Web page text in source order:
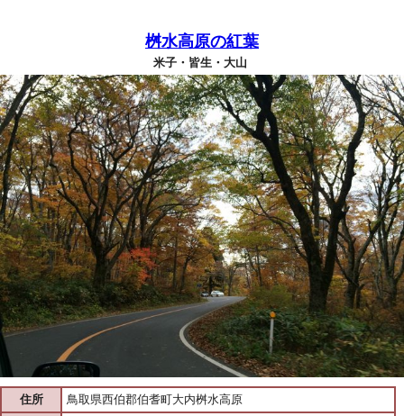
桝水高原の紅葉
米子・皆生・大山
住所
鳥取県西伯郡伯耆町大内桝水高原